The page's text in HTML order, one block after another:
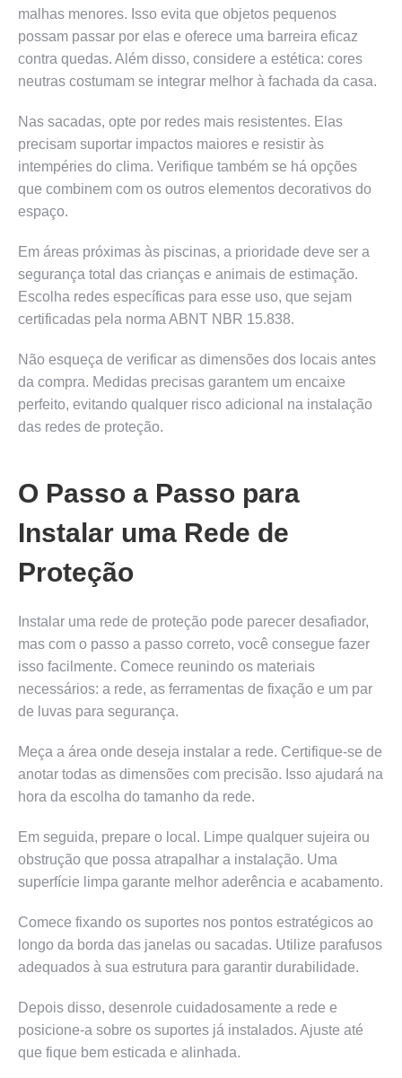
malhas menores. Isso evita que objetos pequenos
possam passar por elas e oferece uma barreira eficaz
contra quedas. Além disso, considere a estética: cores
neutras costumam se integrar melhor à fachada da casa.
Nas sacadas, opte por redes mais resistentes. Elas
precisam suportar impactos maiores e resistir às
intempéries do clima. Verifique também se há opções
que combinem com os outros elementos decorativos do
espaço.
Em áreas próximas às piscinas, a prioridade deve ser a
segurança total das crianças e animais de estimação.
Escolha redes específicas para esse uso, que sejam
certificadas pela norma ABNT NBR 15.838.
Não esqueça de verificar as dimensões dos locais antes
da compra. Medidas precisas garantem um encaixe
perfeito, evitando qualquer risco adicional na instalação
das redes de proteção.
O Passo a Passo para
Instalar uma Rede de
Proteção
Instalar uma rede de proteção pode parecer desafiador,
mas com o passo a passo correto, você consegue fazer
isso facilmente. Comece reunindo os materiais
necessários: a rede, as ferramentas de fixação e um par
de luvas para segurança.
Meça a área onde deseja instalar a rede. Certifique-se de
anotar todas as dimensões com precisão. Isso ajudará na
hora da escolha do tamanho da rede.
Em seguida, prepare o local. Limpe qualquer sujeira ou
obstrução que possa atrapalhar a instalação. Uma
superfície limpa garante melhor aderência e acabamento.
Comece fixando os suportes nos pontos estratégicos ao
longo da borda das janelas ou sacadas. Utilize parafusos
adequados à sua estrutura para garantir durabilidade.
Depois disso, desenrole cuidadosamente a rede e
posicione-a sobre os suportes já instalados. Ajuste até
que fique bem esticada e alinhada.